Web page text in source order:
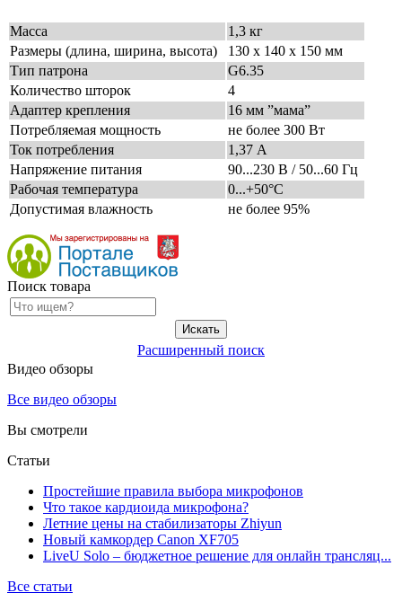
Масса
1,3 кг
Размеры (длина, ширина, высота)
130 x 140 x 150 мм
Тип патрона
G6.35
Количество шторок
4
Адаптер крепления
16 мм ”мама”
Потребляемая мощность
не более 300 Вт
Ток потребления
1,37 А
Напряжение питания
90...230 В / 50...60 Гц
Рабочая температура
0...+50°С
Допустимая влажность
не более 95%
Поиск товара
Расширенный поиск
Видео обзоры
Все видео обзоры
Вы смотрели
Статьи
Простейшие правила выбора микрофонов
Что такое кардиоида микрофона?
Летние цены на стабилизаторы Zhiyun
Новый камкордер Canon XF705
LiveU Solo – бюджетное решение для онлайн трансляц...
Все статьи